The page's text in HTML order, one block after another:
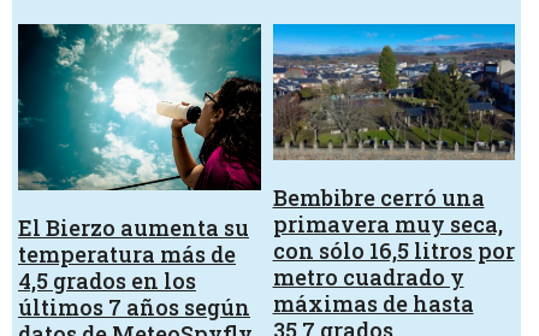
El Bierzo aumenta su
temperatura más de
4,5 grados en los
últimos 7 años según
Bembibre cerró una
primavera muy seca,
con sólo 16,5 litros por
metro cuadrado y
máximas de hasta
35,7 grados